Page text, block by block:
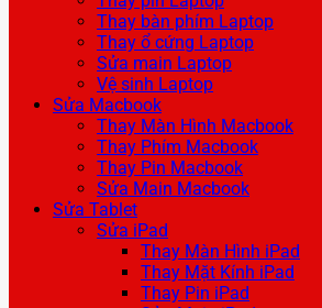
Thay bàn phím Laptop
Thay ổ cứng Laptop
Sửa main Laptop
Vệ sinh Laptop
Sửa Macbook
Thay Màn Hình Macbook
Thay Phím Macbook
Thay Pin Macbook
Sửa Main Macbook
Sửa Tablet
Sửa iPad
Thay Màn Hình iPad
Thay Mặt Kính iPad
Thay Pin iPad